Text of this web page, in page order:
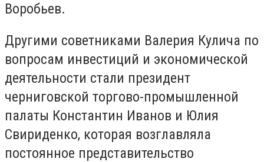
Воробьев.
Другими советниками Валерия Кулича по
вопросам инвестиций и экономической
деятельности стали президент
черниговской торгово-промышленной
палаты Константин Иванов и Юлия
Свириденко, которая возглавляла
постоянное представительство